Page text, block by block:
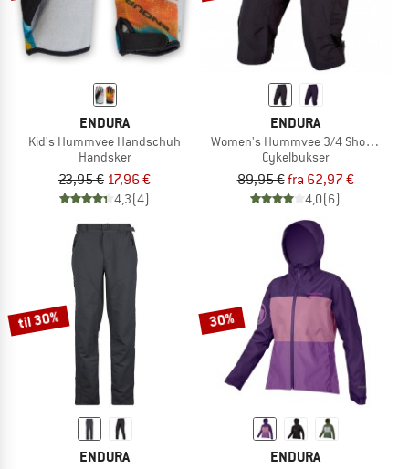
ENDURA
Kid's Hummvee Handschuh
Handsker
23,95 € 17,96 €
4,3(4)
ENDURA
Women's Hummvee 3/4 Short mit
Cykelbukser
89,95 €fra 62,97 €
4,0(6)
til 30%
ENDURA
30%
ENDURA